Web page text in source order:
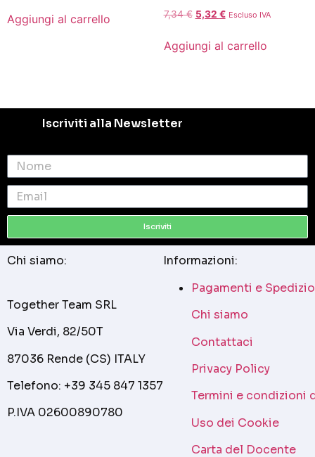
Aggiungi al carrello 7,34€ 5,32 € Escluso IVA
Aggiungi al carrello
Iscriviti alla Newsletter
Iscriviti
Chi siamo:
Together Team SRL
Via Verdi, 82/50T
87036 Rende (CS) ITALY
Telefono: +39 345 847 1357
P.IVA 02600890780
Informazioni:
Pagamenti e
Chi siamo
Contattaci
Privacy Policy
Termini e condizioni
Uso dei Cookie
Carta del Docente